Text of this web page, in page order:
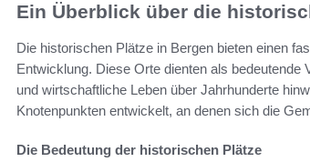
Ein Überblick über die
Die historischen Plätze in Bergen bieten einen
Entwicklung. Diese Orte dienten als
und wirtschaftliche Leben über Jahrhunderte
Knotenpunkten entwickelt, an denen sich die
Die Bedeutung der historischen Plätze